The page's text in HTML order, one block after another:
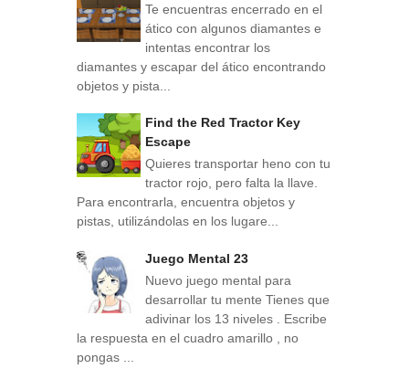
Te encuentras encerrado en el
ático con algunos diamantes e
intentas encontrar los
diamantes y escapar del ático encontrando
objetos y pista...
Find the Red Tractor Key
Escape
Quieres transportar heno con tu
tractor rojo, pero falta la llave.
Para encontrarla, encuentra objetos y
pistas, utilizándolas en los lugare...
Juego Mental 23
Nuevo juego mental para
desarrollar tu mente Tienes que
adivinar los 13 niveles . Escribe
la respuesta en el cuadro amarillo , no
pongas ...